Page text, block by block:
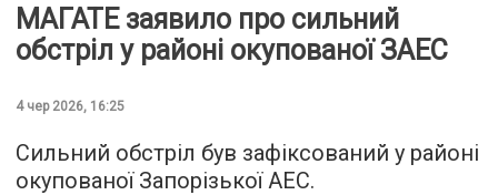
МАГАТЕ заявило про сильний
обстріл у районі окупованої ЗАЕС
4 чер 2026, 16:25
Сильний обстріл був зафіксований у районі
окупованої Запорізької АЕС.